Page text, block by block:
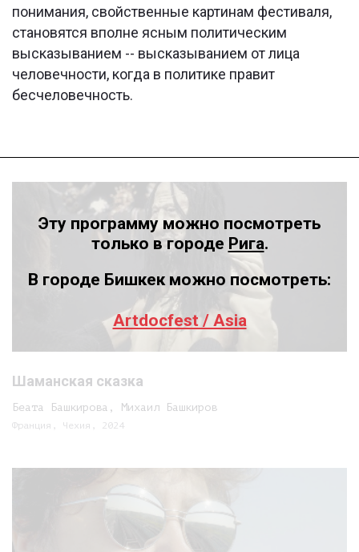
понимания, свойственные картинам фестиваля,
становятся вполне ясным политическим
высказыванием -- высказыванием от лица
человечности, когда в политике правит
бесчеловечность.
Шаманская сказка
Беата Башкирова, Михаил Башкиров
Франция, Чехия, 2024
Эту программу можно посмотреть
только в городе Рига.
В городе Бишкек можно посмотреть:
Artdocfest / Asia